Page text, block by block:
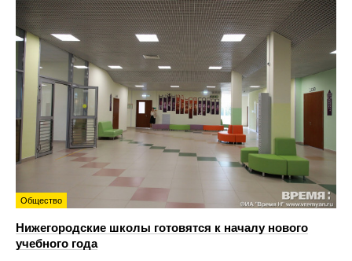
Общество
Нижегородские школы готовятся к началу нового
учебного года